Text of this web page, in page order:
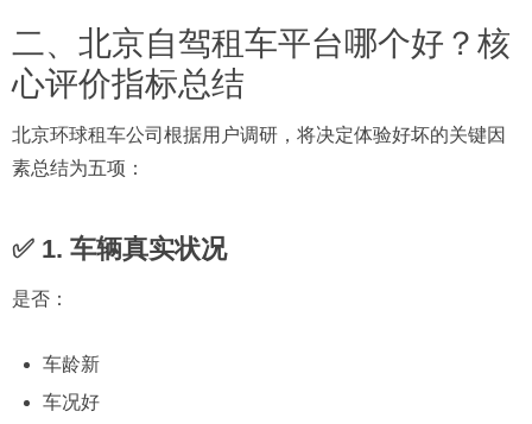
二、北京自驾租车平台哪个好？核
心评价指标总结
北京环球租车公司根据用户调研，将决定体验好坏的关键因
素总结为五项：
✅ 1. 车辆真实状况
是否：
车龄新
车况好